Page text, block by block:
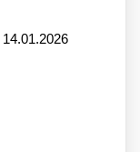
14.01.2026